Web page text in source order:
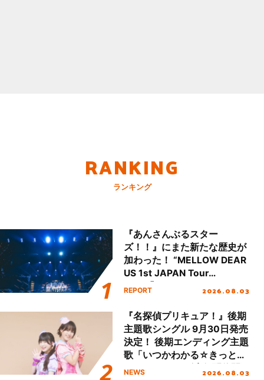
RANKING
ランキング
『あんさんぶるスター
ズ！！』にまた新たな歴史が
加わった！ “MELLOW DEAR
US 1st JAPAN Tour
Final「NICE to meet YOU
ート!!
REPORT 2026.08.03
『名探偵プリキュア！』後期
主題歌シングル 9月30日発売
決定！ 後期エンディング主題
歌「いつかわかる☆きっとあ
える」TVサイズ先行配信開
NEWS 2026.08.03